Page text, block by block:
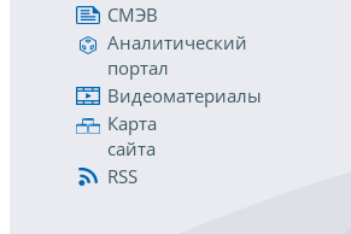
СМЭВ
Аналитический
портал
Видеоматериалы
Карта
сайта
RSS